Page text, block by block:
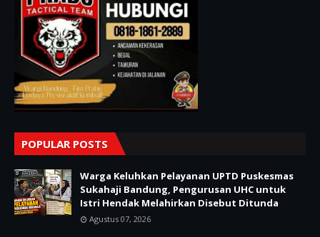
POPULAR POSTS
Warga Keluhkan Pelayanan UPTD Puskesmas
Sukahaji Bandung, Pengurusan UHC untuk
Istri Hendak Melahirkan Disebut Ditunda
Agustus 07, 2026